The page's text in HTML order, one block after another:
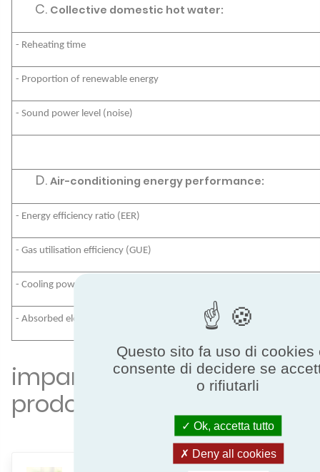
Collective domestic hot water:
- Reheating time
- Proportion of renewable energy
- Sound power level (noise)
Air-conditioning energy performance:
- Energy efficiency ratio (EER)
- Gas utilisation efficiency (GUE)
- Cooling power
- Absorbed electric power
imparentato focus
prodotto
Questo sito fa uso di cookies
consente di decidere se
o rifiutarli
Ok, accetta tutto
Deny all cookies